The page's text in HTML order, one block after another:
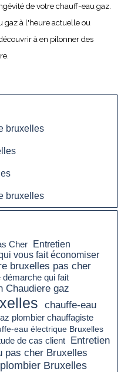
de votre chauff-eau gaz.
gaz à l'heure actuelle ou
à en pilonner des
bruxelles
bruxelles
Cher
Entretien
vous fait économiser
bruxelles pas cher
démarche qui fait
Chaudiere gaz
chauffe-eau
plombier chauffagiste
eau électrique Bruxelles
de cas client Entretien
pas cher Bruxelles
plombier Bruxelles